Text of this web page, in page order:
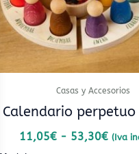
Casas y Accesorios
Calendario perpetuo
11,05€ - 53,30€ (Iva